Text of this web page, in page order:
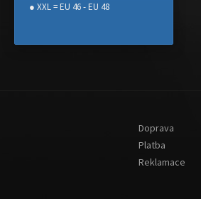
● XXL = EU 46 - EU 48
Doprava
Platba
Reklamace